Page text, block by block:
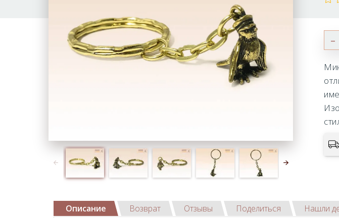
Предыдущий слайд Следующий слайд
–
Описание Возврат Отзывы Поделиться Нашли